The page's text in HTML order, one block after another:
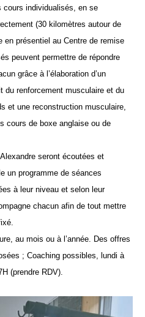
cours individualisés, en se
(30 kilomètres autour de
en présentiel au Centre de remise
peuvent permettre de répondre
grâce à l’élaboration d’un
du renforcement musculaire et du
et une reconstruction musculaire,
cours de boxe anglaise ou de
seront écoutées et
un programme de séances
à leur niveau et selon leur
chacun afin de tout mettre
au mois ou à l’année. Des offres
; Coaching possibles, lundi à
(prendre RDV).